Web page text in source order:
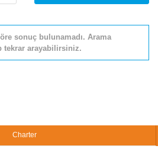
sonuç bulunamadı. Arama
arayabilirsiniz.
Charter